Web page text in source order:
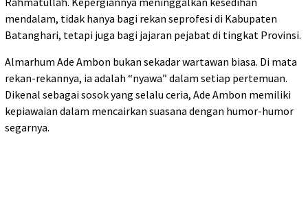
mendalam, tidak hanya bagi rekan seprofesi di Kabupaten
Batanghari, tetapi juga bagi jajaran pejabat di tingkat Provinsi.
Almarhum Ade Ambon bukan sekadar wartawan biasa. Di mata
rekan-rekannya, ia adalah “nyawa” dalam setiap pertemuan.
Dikenal sebagai sosok yang selalu ceria, Ade Ambon memiliki
kepiawaian dalam mencairkan suasana dengan humor-humor
segarnya.